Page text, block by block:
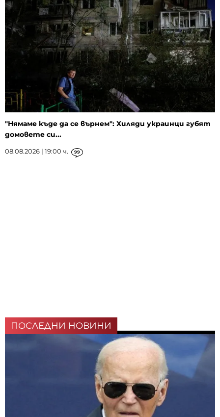
"Нямаме къде да се върнем": Хиляди украинци губят
домовете си...
08.08.2026 | 19:00 ч. 99
ПОСЛЕДНИ НОВИНИ